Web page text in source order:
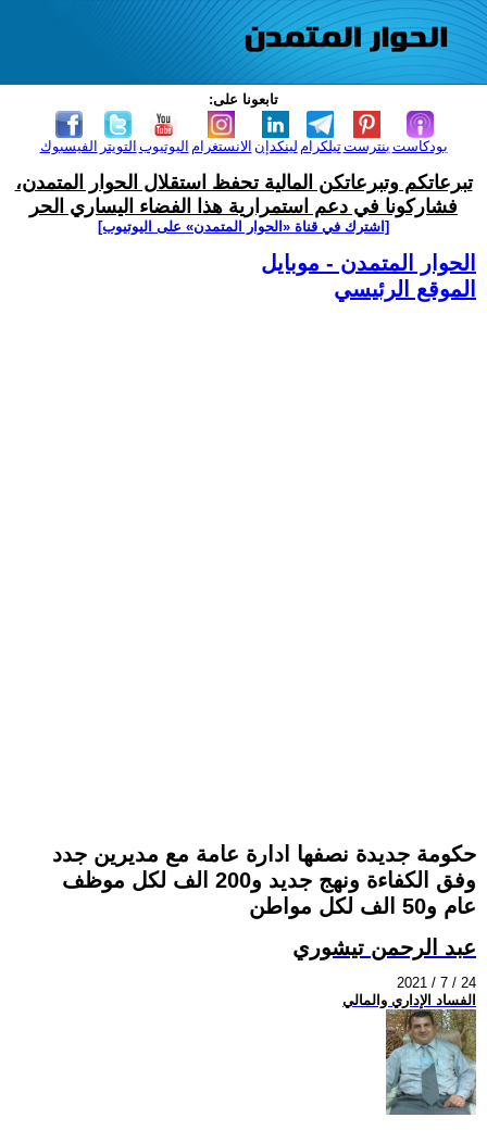
تابعونا على:
الفيسبوك التويتر اليوتيوب الانستغرام لينكدإن تيلكرامبنترست بودكاست
تبرعاتكم وتبرعاتكن المالية تحفظ استقلال الحوار المتمدن،
فشاركونا في دعم استمرارية هذا الفضاء اليساري الحر
[اشترك في قناة ‫«الحوار المتمدن» على اليوتيوب]
الحوار المتمدن - موبايل
الموقع الرئيسي
حكومة جديدة نصفها ادارة عامة مع مديرين جدد
وفق الكفاءة ونهج جديد و200 الف لكل موظف
عام و50 الف لكل مواطن
عبد الرحمن تيشوري
2021 / 7 / 24
الفساد الإداري والمالي